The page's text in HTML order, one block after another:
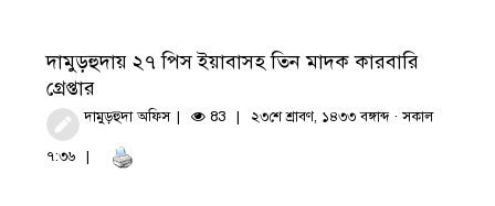
দামুড়হুদায় ২৭ পিস ইয়াবাসহ তিন মাদক কারবারি
গ্রেপ্তার
দামুড়হুদা অফিস 83 ২৩শে শ্রাবণ, ১৪৩৩ বঙ্গাব্দ · সকাল
৭:৩৬